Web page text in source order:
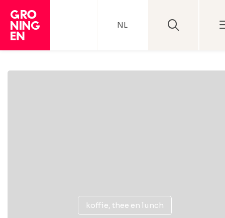
NL
koffie, thee en lunch